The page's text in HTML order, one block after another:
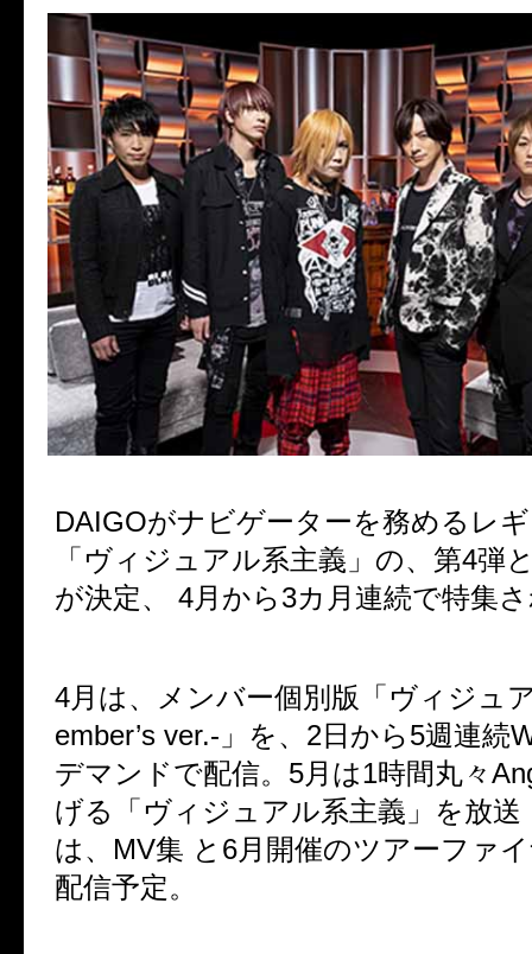
DAIGOがナビゲーターを務めるレ
「ヴィジュアル系主義」の、第4弾
が決定、
4月から3カ月連続で特集
4月は、メンバー個別版「ヴィジュ
ember’s ver.- 」を、 2日から5週連続
デマンドで配信。 5月は1時間丸々
げる「ヴィジュアル系主義」を放送
は、 MV集 と 6月開催のツアーファ
配信予定。